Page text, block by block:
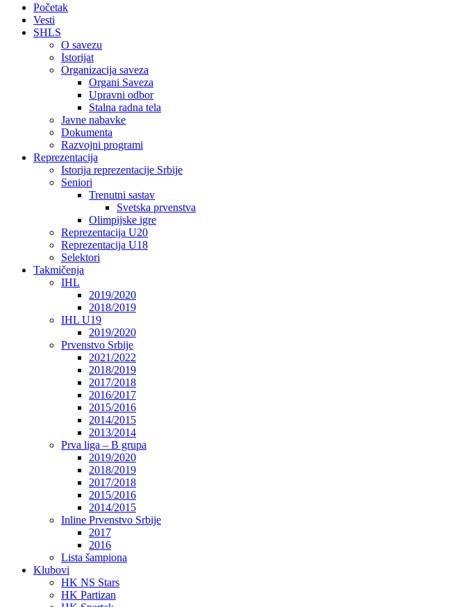
Početak
Vesti
SHLS
O savezu
Istorijat
Organizacija saveza
Organi Saveza
Upravni odbor
Stalna radna tela
Javne nabavke
Dokumenta
Razvojni programi
Reprezentacija
Istorija reprezentacije Srbije
Seniori
Trenutni sastav
Svetska prvenstva
Olimpijske igre
Reprezentacija U20
Reprezentacija U18
Selektori
Takmičenja
IHL
2019/2020
2018/2019
IHL U19
2019/2020
Prvenstvo Srbije
2021/2022
2018/2019
2017/2018
2016/2017
2015/2016
2014/2015
2013/2014
Prva liga – B grupa
2019/2020
2018/2019
2017/2018
2015/2016
2014/2015
Inline Prvenstvo Srbije
2017
2016
Lista šampiona
Klubovi
HK NS Stars
HK Partizan